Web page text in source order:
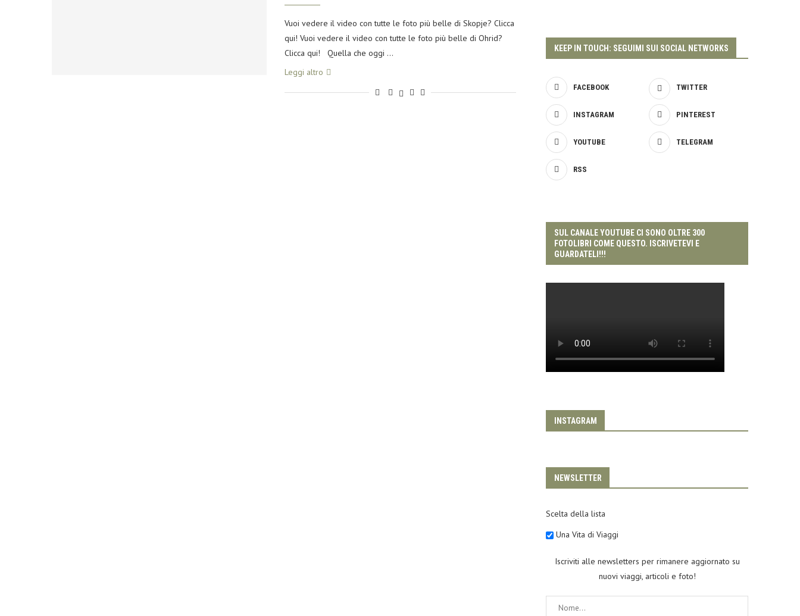
Vuoi vedere il video con tutte le foto più belle di Skopje? Clicca
qui! Vuoi vedere il video con tutte le foto più belle di Ohrid?
Clicca qui! Quella che oggi …
Leggi altro
KEEP IN TOUCH: SEGUIMI SUI SOCIAL NETWORKS
FACEBOOK TWITTER
INSTAGRAM PINTEREST
YOUTUBE TELEGRAM
RSS
SUL CANALE YOUTUBE CI SONO OLTRE 300
FOTOLIBRI COME QUESTO. ISCRIVETEVI E
GUARDATELI!!!
INSTAGRAM
NEWSLETTER
Scelta della lista
Una Vita di Viaggi
Iscriviti alle newsletters per rimanere aggiornato su
nuovi viaggi, articoli e foto!